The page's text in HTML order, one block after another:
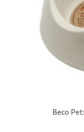
Beco